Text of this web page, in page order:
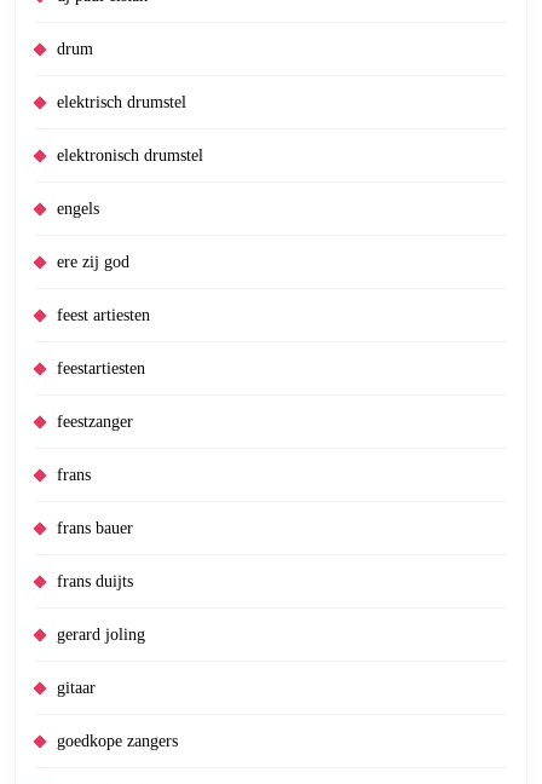
drum
elektrisch drumstel
elektronisch drumstel
engels
ere zij god
feest artiesten
feestartiesten
feestzanger
frans
frans bauer
frans duijts
gerard joling
gitaar
goedkope zangers